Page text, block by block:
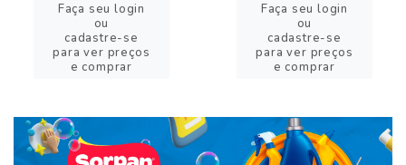
Faça seu login
ou
cadastre-se
para ver preços
e comprar
Faça seu login
ou
cadastre-se
para ver preços
e comprar